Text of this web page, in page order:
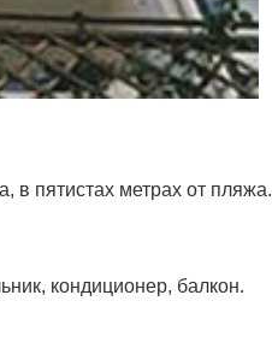
в пятистах метрах от пляжа.
кондиционер, балкон.